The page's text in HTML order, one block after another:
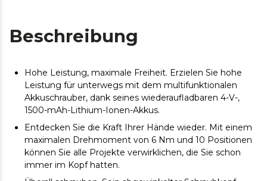
Beschreibung
Hohe Leistung, maximale Freiheit. Erzielen Sie hohe
Leistung für unterwegs mit dem multifunktionalen
Akkuschrauber, dank seines wiederaufladbaren 4-V-,
1500-mAh-Lithium-Ionen-Akkus.
Entdecken Sie die Kraft Ihrer Hände wieder. Mit einem
maximalen Drehmoment von 6 Nm und 10 Positionen
können Sie alle Projekte verwirklichen, die Sie schon
immer im Kopf hatten.